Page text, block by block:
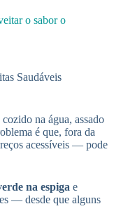
o sabor o
Saudáveis
cozido na água, assado
é que, fora da
acessíveis — pode
na espiga e
— desde que alguns